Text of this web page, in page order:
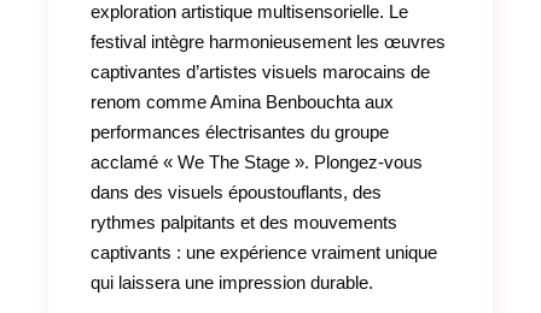
exploration artistique multisensorielle. Le
festival intègre harmonieusement les œuvres
captivantes d’artistes visuels marocains de
renom comme Amina Benbouchta aux
performances électrisantes du groupe
acclamé « We The Stage ». Plongez-vous
dans des visuels époustouflants, des
rythmes palpitants et des mouvements
captivants : une expérience vraiment unique
qui laissera une impression durable.